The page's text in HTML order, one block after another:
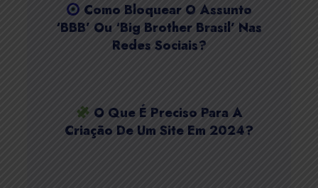
Como Bloquear O Assunto
‘BBB’ Ou ‘Big Brother Brasil’ Nas
Redes Sociais?
O Que É Preciso Para A
Criação De Um Site Em 2024?